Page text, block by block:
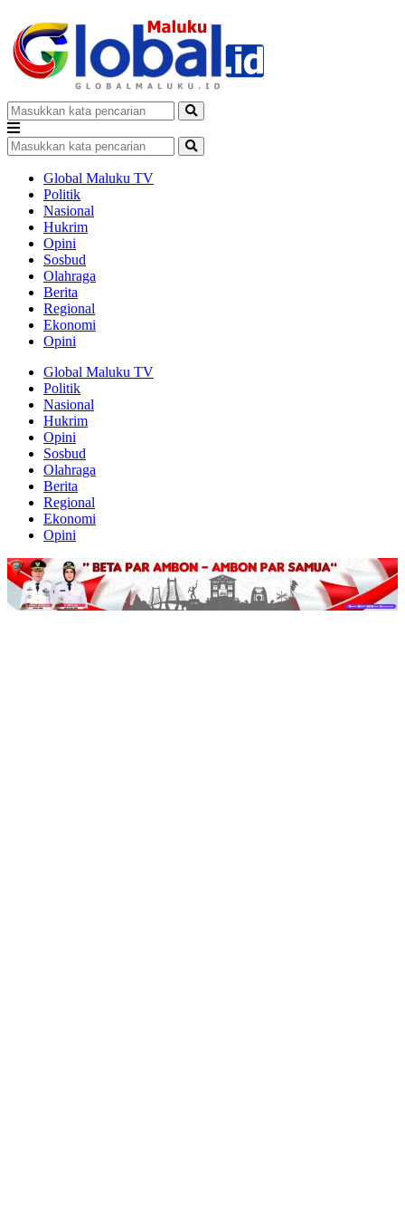
Global Maluku TV
Politik
Nasional
Hukrim
Opini
Sosbud
Olahraga
Berita
Regional
Ekonomi
Opini
Global Maluku TV
Politik
Nasional
Hukrim
Opini
Sosbud
Olahraga
Berita
Regional
Ekonomi
Opini